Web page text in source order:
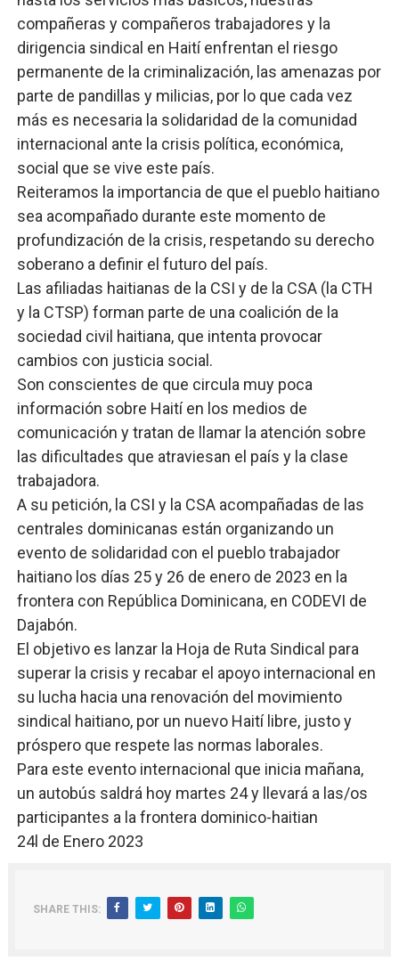
compañeras y compañeros trabajadores y la
dirigencia sindical en Haití enfrentan el riesgo
permanente de la criminalización, las amenazas por
parte de pandillas y milicias, por lo que cada vez
más es necesaria la solidaridad de la comunidad
internacional ante la crisis política, económica,
social que se vive este país.
Reiteramos la importancia de que el pueblo haitiano
sea acompañado durante este momento de
profundización de la crisis, respetando su derecho
soberano a definir el futuro del país.
Las afiliadas haitianas de la CSI y de la CSA (la CTH
y la CTSP) forman parte de una coalición de la
sociedad civil haitiana, que intenta provocar
cambios con justicia social.
Son conscientes de que circula muy poca
información sobre Haití en los medios de
comunicación y tratan de llamar la atención sobre
las dificultades que atraviesan el país y la clase
trabajadora.
A su petición, la CSI y la CSA acompañadas de las
centrales dominicanas están organizando un
evento de solidaridad con el pueblo trabajador
haitiano los días 25 y 26 de enero de 2023 en la
frontera con República Dominicana, en CODEVI de
Dajabón.
El objetivo es lanzar la Hoja de Ruta Sindical para
superar la crisis y recabar el apoyo internacional en
su lucha hacia una renovación del movimiento
sindical haitiano, por un nuevo Haití libre, justo y
próspero que respete las normas laborales.
Para este evento internacional que inicia mañana,
un autobús saldrá hoy martes 24 y llevará a las/os
participantes a la frontera dominico-haitian
24l de Enero 2023
SHARE THIS: